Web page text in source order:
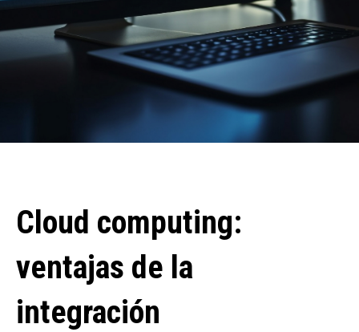
Cloud computing:
ventajas de la
integración